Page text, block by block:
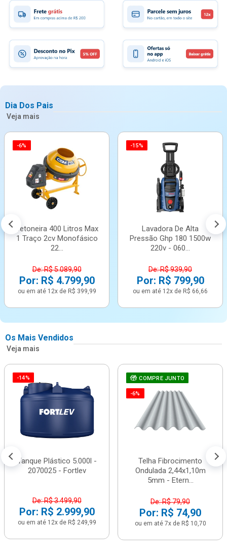
Dia Dos Pais
Veja mais
-6%
Betoneira 400 Litros Max
1 Traço 2cv Monofásico
22...
De: R$ 5.089,90
Por: R$ 4.799,90
ou em até 12x de R$ 399,99
-15%
Lavadora De Alta
Pressão Ghp 180 1500w
220v - 060...
De: R$ 939,90
Por: R$ 799,90
ou em até 12x de R$ 66,66
Os Mais Vendidos
Veja mais
-14%
Tanque Plástico 5.000l -
2070025 - Fortlev
De: R$ 3.499,90
Por: R$ 2.999,90
ou em até 12x de R$ 249,99
COMPRE JUNTO
-6%
Telha Fibrocimento
Ondulada 2,44x1,10m
5mm - Etern...
De: R$ 79,90
Por: R$ 74,90
ou em até 7x de R$ 10,70